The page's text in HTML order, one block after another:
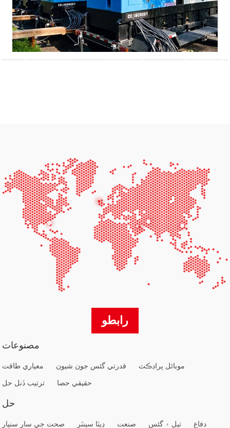
رابطو
مصنوعات
معياري طاقت قدرتي گئس جون شيون
موبائل پراڊڪٽ
ترتيب ڏنل حل
حقيقي حصا
حل
صحت جي سار سنڀار ڊيٽا سينٽر صنعت تيل ۽ گئس دفاع